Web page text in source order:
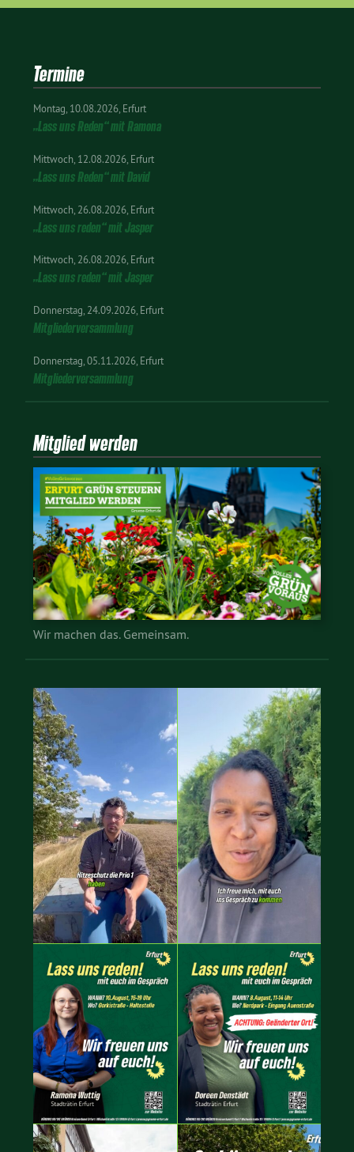
Termine
Montag 10.08.2026 Erfurt
„Lass uns Reden“ mit Ramona
Mittwoch 12.08.2026 Erfurt
„Lass uns Reden“ mit David
Mittwoch 26.08.2026 Erfurt
„Lass uns reden“ mit Jasper
Mittwoch 26.08.2026 Erfurt
„Lass uns reden“ mit Jasper
Donnerstag 24.09.2026 Erfurt
Mitgliederversammlung
Donnerstag 05.11.2026 Erfurt
Mitgliederversammlung
Mitglied werden
Wir machen das. Gemeinsam.